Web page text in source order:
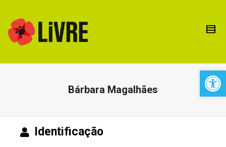
Bárbara Magalhães
Identificação